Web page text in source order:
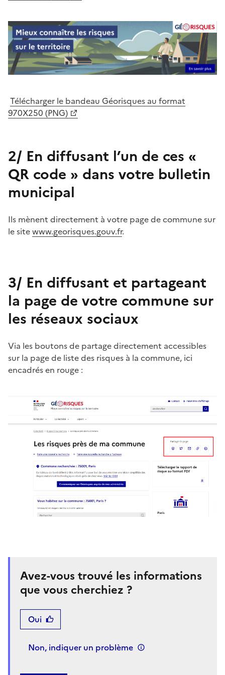
Télécharger le bandeau Géorisques au format
970X250 (PNG)
2/ En diffusant l’un de ces «
QR code » dans votre bulletin
municipal
Ils mènent directement à votre page de commune sur
le sitewww.georisques.gouv.fr.
3/ En diffusant et partageant
la page de votre commune sur
les réseaux sociaux
Via les boutons de partage directement accessibles
sur la page de liste des risques à la commune, ici
encadrés en rouge :
Avez-vous trouvé les informations
que vous cherchiez ?
Oui
Non, indiquer un problème